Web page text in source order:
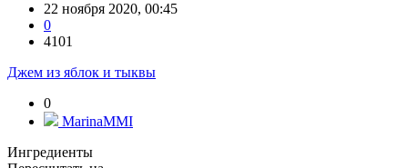
22 ноября 2020, 00:45
0
4101
Джем из яблок и тыквы
0
MarinaMMI
Ингредиенты